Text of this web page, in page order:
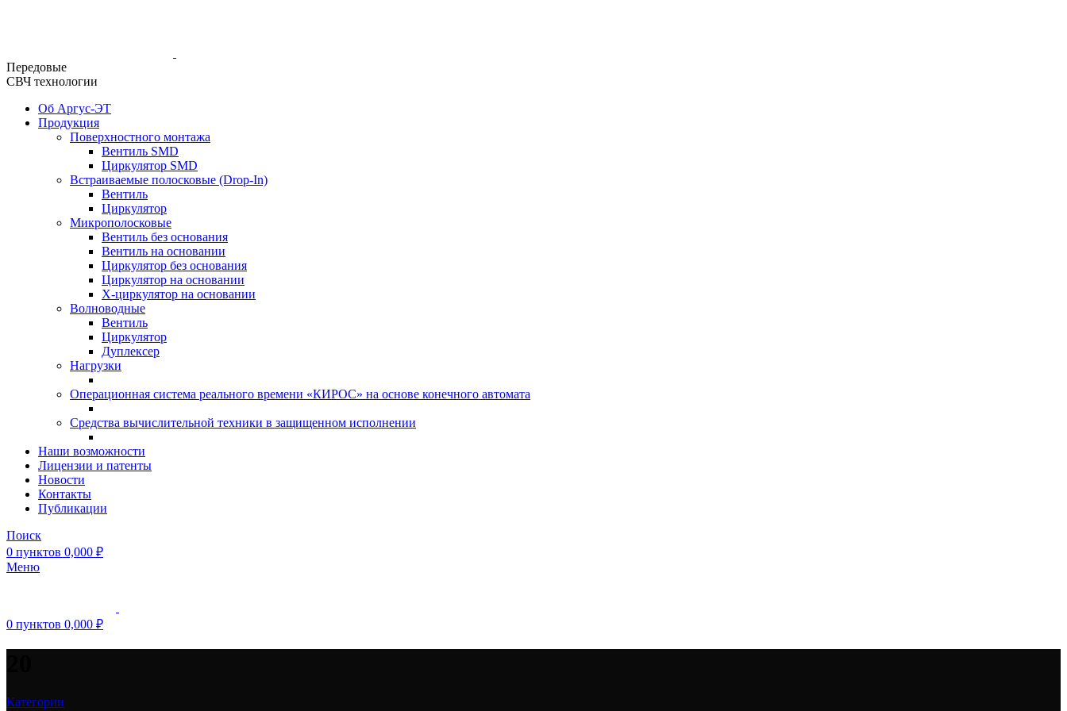
Передовые
СВЧ технологии
Об Аргус-ЭТ
Продукция
Поверхностного монтажа
Вентиль SMD
Циркулятор SMD
Встраиваемые полосковые (Drop-In)
Вентиль
Циркулятор
Микрополосковые
Вентиль без основания
Вентиль на основании
Циркулятор без основания
Циркулятор на основании
Х-циркулятор на основании
Волноводные
Вентиль
Циркулятор
Дуплексер
Нагрузки
Операционная система реального времени «КИРОС» на основе конечного автомата
Средства вычислительной техники в защищенном исполнении
Наши возможности
Лицензии и патенты
Новости
Контакты
Публикации
Поиск
0 пунктов 0,000 ₽
Меню
0 пунктов 0,000 ₽
Категории